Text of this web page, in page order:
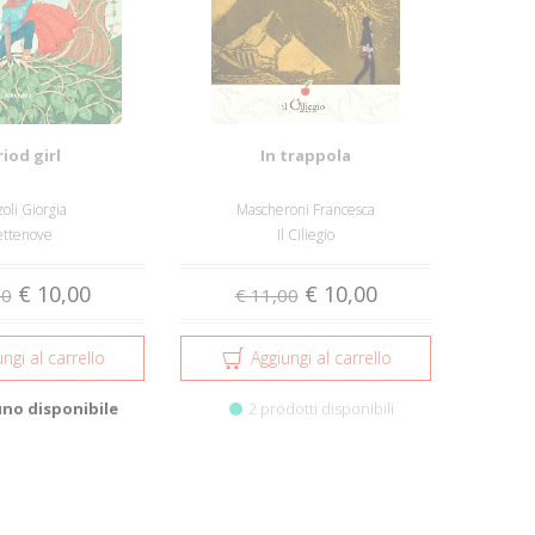
girl
Giorgia
€ 10,00
al carrello
disponibile
In trappola
Mascheroni Francesca
Il Ciliegio
€ 11,00 € 10,00
Aggiungi al carrello
2 prodotti disponibili